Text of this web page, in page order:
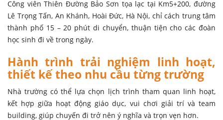
- Diện tích rộng rãi, không gian xanh mát, thích hợp cho các
hoạt động ngoài trời
- Hệ thống an toàn được kiểm soát chặt chẽ, đội ngũ nhân
viên hỗ trợ 24/7
an toàn thực phẩm
- Chính sách ưu đãi đặc biệt dành cho các đoàn học sinh từ
15 người trở lên
Vị trí thuận tiện, dễ dàng di chuyển